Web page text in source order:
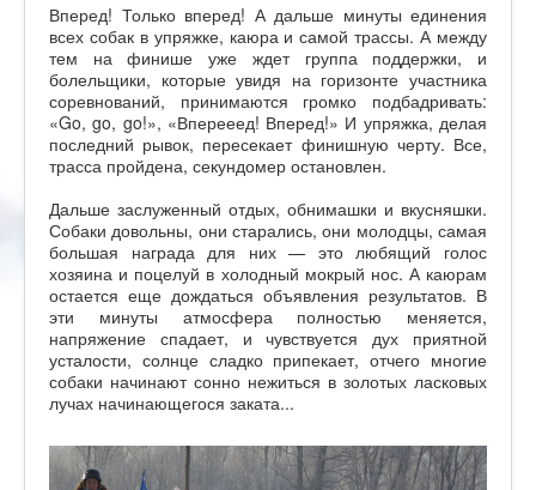
Вперед! Только вперед! А дальше минуты единения
всех собак в упряжке, каюра и самой трассы. А между
тем на финише уже ждет группа поддержки, и
болельщики, которые увидя на горизонте участника
соревнований, принимаются громко подбадривать:
«Go, go, go!», «Вперееед! Вперед!» И упряжка, делая
последний рывок, пересекает финишную черту. Все,
трасса пройдена, секундомер остановлен.
Дальше заслуженный отдых, обнимашки и вкусняшки.
Собаки довольны, они старались, они молодцы, самая
большая награда для них — это любящий голос
хозяина и поцелуй в холодный мокрый нос. А каюрам
остается еще дождаться объявления результатов. В
эти минуты атмосфера полностью меняется,
напряжение спадает, и чувствуется дух приятной
усталости, солнце сладко припекает, отчего многие
собаки начинают сонно нежиться в золотых ласковых
лучах начинающегося заката...